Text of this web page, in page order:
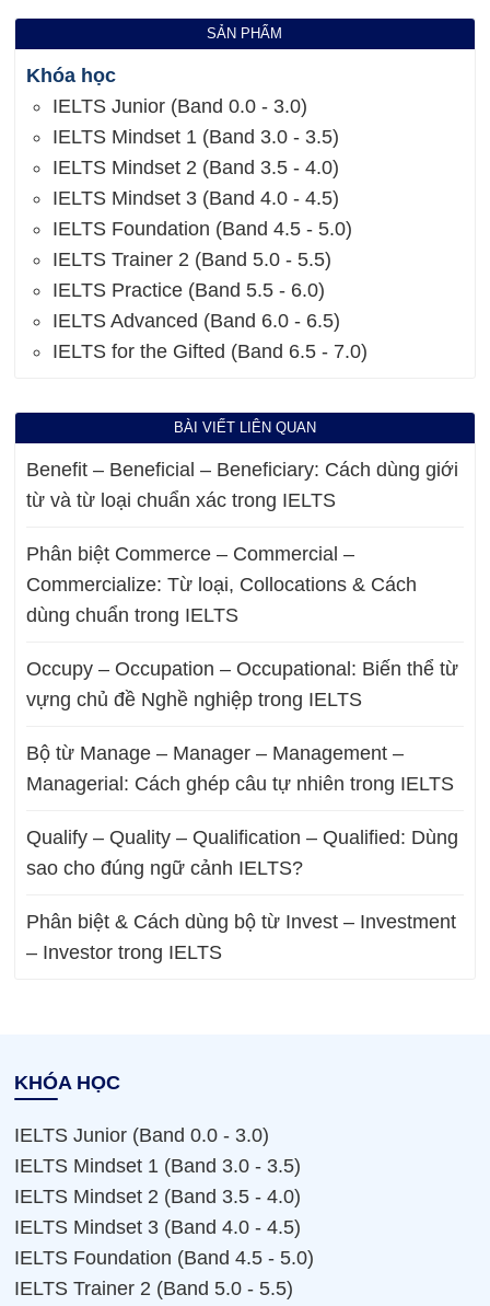
SẢN PHẨM
Khóa học
IELTS Junior (Band 0.0 - 3.0)
IELTS Mindset 1 (Band 3.0 - 3.5)
IELTS Mindset 2 (Band 3.5 - 4.0)
IELTS Mindset 3 (Band 4.0 - 4.5)
IELTS Foundation (Band 4.5 - 5.0)
IELTS Trainer 2 (Band 5.0 - 5.5)
IELTS Practice (Band 5.5 - 6.0)
IELTS Advanced (Band 6.0 - 6.5)
IELTS for the Gifted (Band 6.5 - 7.0)
BÀI VIẾT LIÊN QUAN
Benefit – Beneficial – Beneficiary: Cách dùng giới
từ và từ loại chuẩn xác trong IELTS
Phân biệt Commerce – Commercial –
Commercialize: Từ loại, Collocations & Cách
dùng chuẩn trong IELTS
Occupy – Occupation – Occupational: Biến thể từ
vựng chủ đề Nghề nghiệp trong IELTS
Bộ từ Manage – Manager – Management –
Managerial: Cách ghép câu tự nhiên trong IELTS
Qualify – Quality – Qualification – Qualified: Dùng
sao cho đúng ngữ cảnh IELTS?
Phân biệt & Cách dùng bộ từ Invest – Investment
– Investor trong IELTS
KHÓA HỌC
IELTS Junior (Band 0.0 - 3.0)
IELTS Mindset 1 (Band 3.0 - 3.5)
IELTS Mindset 2 (Band 3.5 - 4.0)
IELTS Mindset 3 (Band 4.0 - 4.5)
IELTS Foundation (Band 4.5 - 5.0)
IELTS Trainer 2 (Band 5.0 - 5.5)